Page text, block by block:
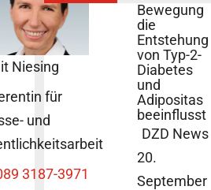
Bewegung
die
Entstehung
von Typ-2-
Diabetes
und
Adipositas
beeinflusst
DZD News
20.
September
Niesing
für
und
3187-3971